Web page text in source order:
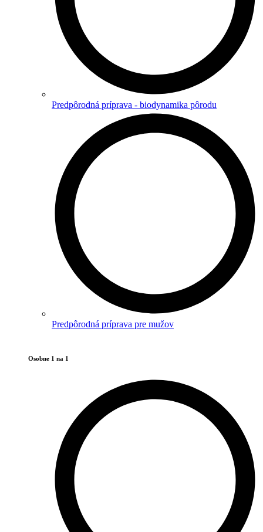
Predpôrodná príprava - biodynamika pôrodu
Predpôrodná príprava pre mužov
Osobne 1 na 1